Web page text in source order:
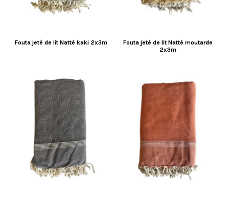
Fouta jeté de lit Natté kaki 2x3m
Fouta jeté de lit Natté moutarde
2x3m